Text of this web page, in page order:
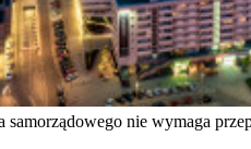
samorządowego nie wymaga